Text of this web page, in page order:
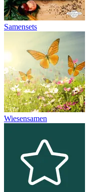
Samensets
Wiesensamen